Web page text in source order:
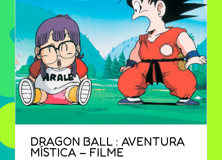
DRAGON BALL : AVENTURA
MÍSTICA – FILME